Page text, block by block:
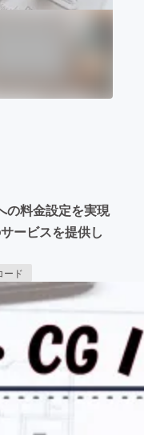
の料金設定を実現
ービスを提供し
ード